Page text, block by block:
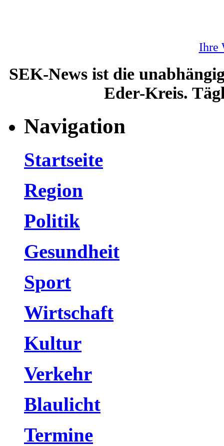
Ihre
SEK-News ist die
Eder-Kreis.
Navigation
Startseite
Region
Politik
Gesundheit
Sport
Wirtschaft
Kultur
Verkehr
Blaulicht
Termine